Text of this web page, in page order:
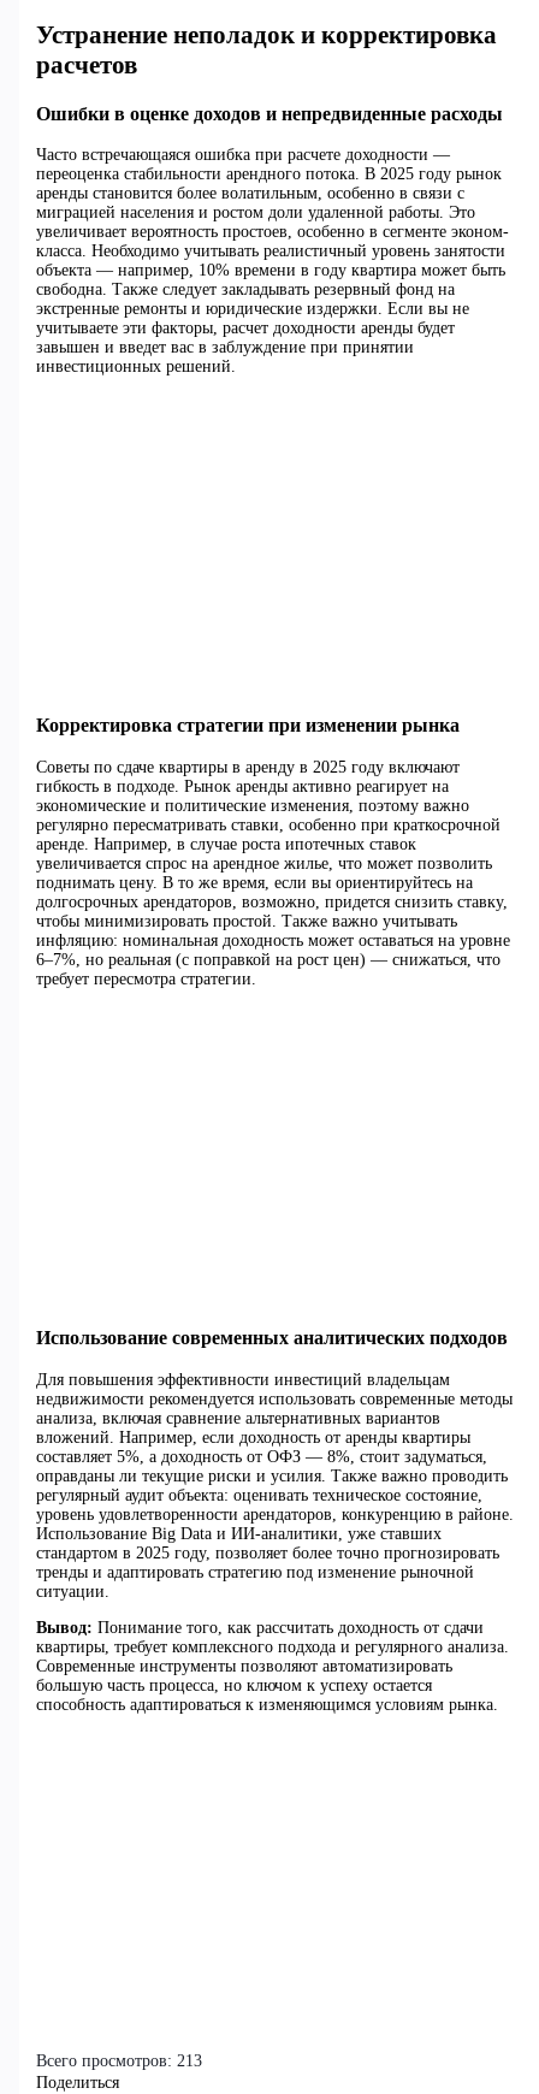
Устранение неполадок и корректировка
расчетов
Ошибки в оценке доходов и непредвиденные расходы
Часто встречающаяся ошибка при расчете доходности —
переоценка стабильности арендного потока. В 2025 году рынок
аренды становится более волатильным, особенно в связи с
миграцией населения и ростом доли удаленной работы. Это
увеличивает вероятность простоев, особенно в сегменте эконом-
класса. Необходимо учитывать реалистичный уровень занятости
объекта — например, 10% времени в году квартира может быть
свободна. Также следует закладывать резервный фонд на
экстренные ремонты и юридические издержки. Если вы не
учитываете эти факторы, расчет доходности аренды будет
завышен и введет вас в заблуждение при принятии
инвестиционных решений.
Корректировка стратегии при изменении рынка
Советы по сдаче квартиры в аренду в 2025 году включают
гибкость в подходе. Рынок аренды активно реагирует на
экономические и политические изменения, поэтому важно
регулярно пересматривать ставки, особенно при краткосрочной
аренде. Например, в случае роста ипотечных ставок
увеличивается спрос на арендное жилье, что может позволить
поднимать цену. В то же время, если вы ориентируйтесь на
долгосрочных арендаторов, возможно, придется снизить ставку,
чтобы минимизировать простой. Также важно учитывать
инфляцию: номинальная доходность может оставаться на уровне
6–7%, но реальная (с поправкой на рост цен) — снижаться, что
требует пересмотра стратегии.
Использование современных аналитических подходов
Для повышения эффективности инвестиций владельцам
недвижимости рекомендуется использовать современные методы
анализа, включая сравнение альтернативных вариантов
вложений. Например, если доходность от аренды квартиры
составляет 5%, а доходность от ОФЗ — 8%, стоит задуматься,
оправданы ли текущие риски и усилия. Также важно проводить
регулярный аудит объекта: оценивать техническое состояние,
уровень удовлетворенности арендаторов, конкуренцию в районе.
Использование Big Data и ИИ-аналитики, уже ставших
стандартом в 2025 году, позволяет более точно прогнозировать
тренды и адаптировать стратегию под изменение рыночной
ситуации.
Вывод: Понимание того, как рассчитать доходность от сдачи
квартиры, требует комплексного подхода и регулярного анализа.
Современные инструменты позволяют автоматизировать
большую часть процесса, но ключом к успеху остается
способность адаптироваться к изменяющимся условиям рынка.
Всего просмотров: 213
Поделиться